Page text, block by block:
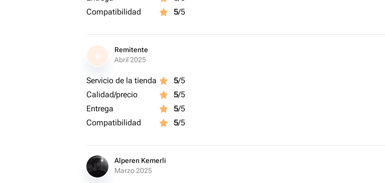
Буду рада помочь вам, дизайнер Мария ❤️
Compatibilidad
5/5
R
Remitente
Abril 2025
Servicio de la tienda 5/5
Calidad/precio
5/5
Entrega
5/5
Compatibilidad
5/5
Alperen Kemerli
Marzo 2025